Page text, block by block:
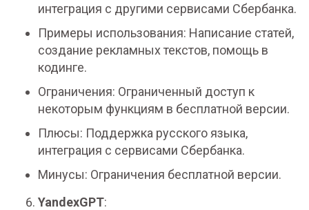
интеграция с другими сервисами Сбербанка.
Примеры использования: Написание статей,
создание рекламных текстов, помощь в
кодинге.
Ограничения: Ограниченный доступ к
некоторым функциям в бесплатной версии.
Плюсы: Поддержка русского языка,
интеграция с сервисами Сбербанка.
Минусы: Ограничения бесплатной версии.
YandexGPT: